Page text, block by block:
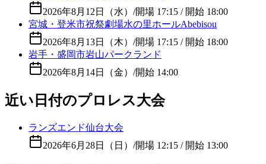
2026年8月12日（水） /開場 17:15 / 開始 18:00
宮城・登米市祝祭劇場水の里ホールAbebisou
2026年8月13日（木） /開場 17:15 / 開始 18:00
岩手・盛岡市岩山パークランド
2026年8月14日（金） /開始 14:00
近い日付のプロレス大会
ランズエンド仙台大会
2026年6月28日（日） /開場 12:15 / 開始 13:00